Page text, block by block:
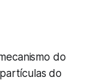
do
do